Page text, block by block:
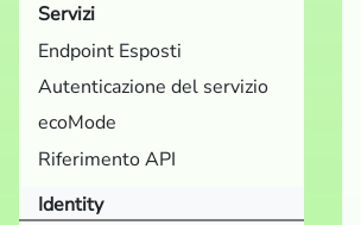
Servizi
Endpoint Esposti
Autenticazione del servizio
ecoMode
Riferimento API
Identity